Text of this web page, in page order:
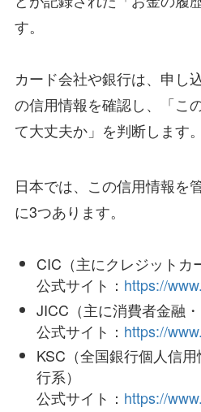
す。
カード会社や銀行は、申し
の信用情報を確認し、「こ
て大丈夫か」を判断します。
日本では、この信用情報を
に3つあります。
CIC（主にクレジットカ
公式サイト： https://
JICC（主に消費者金融・
公式サイト： https://
KSC（全国銀行個人信
行系）
公式サイト： https://